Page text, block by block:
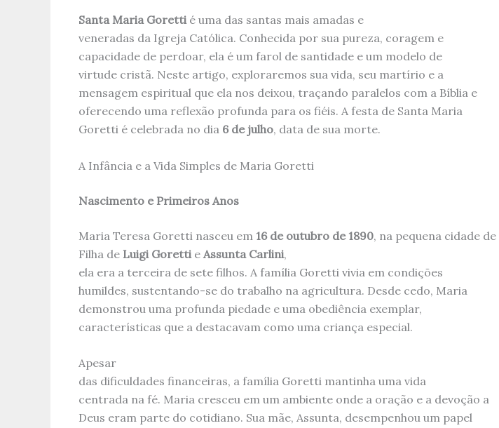
Santa Maria Goretti é uma das santas mais amadas e
veneradas da Igreja Católica. Conhecida por sua pureza, coragem e
capacidade de perdoar, ela é um farol de santidade e um modelo de
virtude cristã. Neste artigo, exploraremos sua vida, seu martírio e a
mensagem espiritual que ela nos deixou, traçando paralelos com a Bíblia e
oferecendo uma reflexão profunda para os fiéis. A festa de Santa Maria
Goretti é celebrada no dia 6 de julho, data de sua morte.
A Infância e a Vida Simples de Maria Goretti
Nascimento e Primeiros Anos
Maria Teresa Goretti nasceu em 16 de outubro de 1890, na pequena cidade de
Filha de Luigi Goretti e Assunta Carlini,
ela era a terceira de sete filhos. A família Goretti vivia em condições
humildes, sustentando-se do trabalho na agricultura. Desde cedo, Maria
demonstrou uma profunda piedade e uma obediência exemplar,
características que a destacavam como uma criança especial.
Apesar
das dificuldades financeiras, a família Goretti mantinha uma vida
centrada na fé. Maria cresceu em um ambiente onde a oração e a devoção a
Deus eram parte do cotidiano. Sua mãe, Assunta, desempenhou um papel